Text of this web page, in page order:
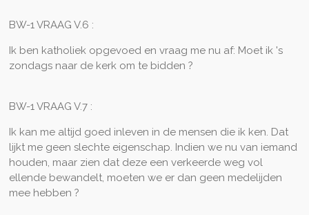
BW-1 VRAAG V.6 :
Ik ben katholiek opgevoed en vraag me nu af: Moet ik 's
zondags naar de kerk om te bidden ?
BW-1 VRAAG V.7 :
Ik kan me altijd goed inleven in de mensen die ik ken. Dat
lijkt me geen slechte eigenschap. Indien we nu van iemand
houden, maar zien dat deze een verkeerde weg vol
ellende bewandelt, moeten we er dan geen medelijden
mee hebben ?